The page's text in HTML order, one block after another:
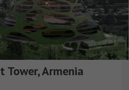
Tower, Armenia